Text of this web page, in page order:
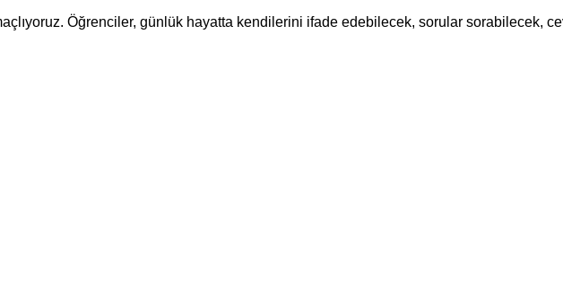
Öğrenciler, günlük hayatta kendilerini ifade edebilecek, sorular sorabilecek,